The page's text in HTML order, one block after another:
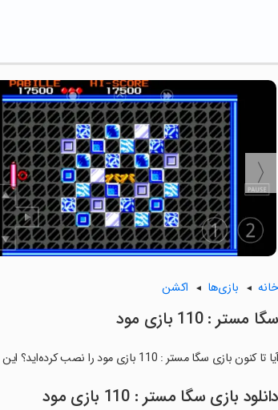
〈
خانه بازی‌ها اکشن
سگا مستر : 110 بازی مود
آیا تا کنون بازی سگا مستر : 110 بازی مود را نصب کرده‌اید؟ این بازی با مراحل جذاب و گیم‌پلی سرگرم‌کننده خود، شما را ساعت‌ها درگیر می‌کند.
دانلود بازی سگا مستر : 110 بازی مود